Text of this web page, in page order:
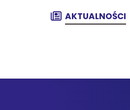
AKTUALNOŚCI